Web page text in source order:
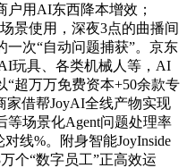
用AI东西降本增效；
景使用，深夜3点的曲播间
一次“自动问题捕获”。京东
玩具、各类机械人等，AI
超万万免费资本+50余款专
家借帮JoyAI全线产物实现
等场景化Agent问题处理率
线%。附身智能JoyInside
个“数字员工”正高效运